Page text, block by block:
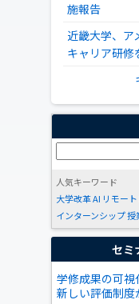
施報告
近畿大学、ア
キャリア研
人気キーワード
大学改革AI リモート
インターンシップ授
セミ
学修成果の可
新しい評価制